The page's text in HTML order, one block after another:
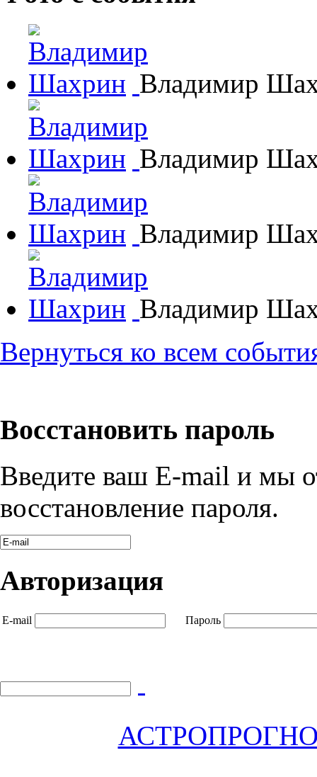
Владимир
Владимир
Владимир
Владимир
Вернуться ко всем
Восстановить пароль
Введите ваш E-mail и мы
восстановление пароля.
Авторизация
E-mail Пароль